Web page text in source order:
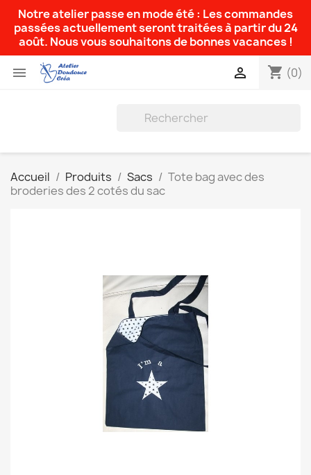
Notre atelier passe en mode été : Les commandes
passées actuellement seront traitées à partir du 24
août. Nous vous souhaitons de bonnes vacances !
 shopping_cart (0)

Accueil Produits Sacs
Tote bag avec des
broderies des 2 cotés du sac